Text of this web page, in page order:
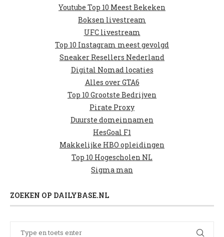
Youtube Top 10 Meest Bekeken
Boksen livestream
UFC livestream
Top 10 Instagram meest gevolgd
Sneaker Resellers Nederland
Digital Nomad locaties
Alles over GTA6
Top 10 Grootste Bedrijven
Pirate Proxy
Duurste domeinnamen
HesGoal F1
Makkelijke HBO opleidingen
Top 10 Hogescholen NL
Sigma man
ZOEKEN OP DAILYBASE.NL